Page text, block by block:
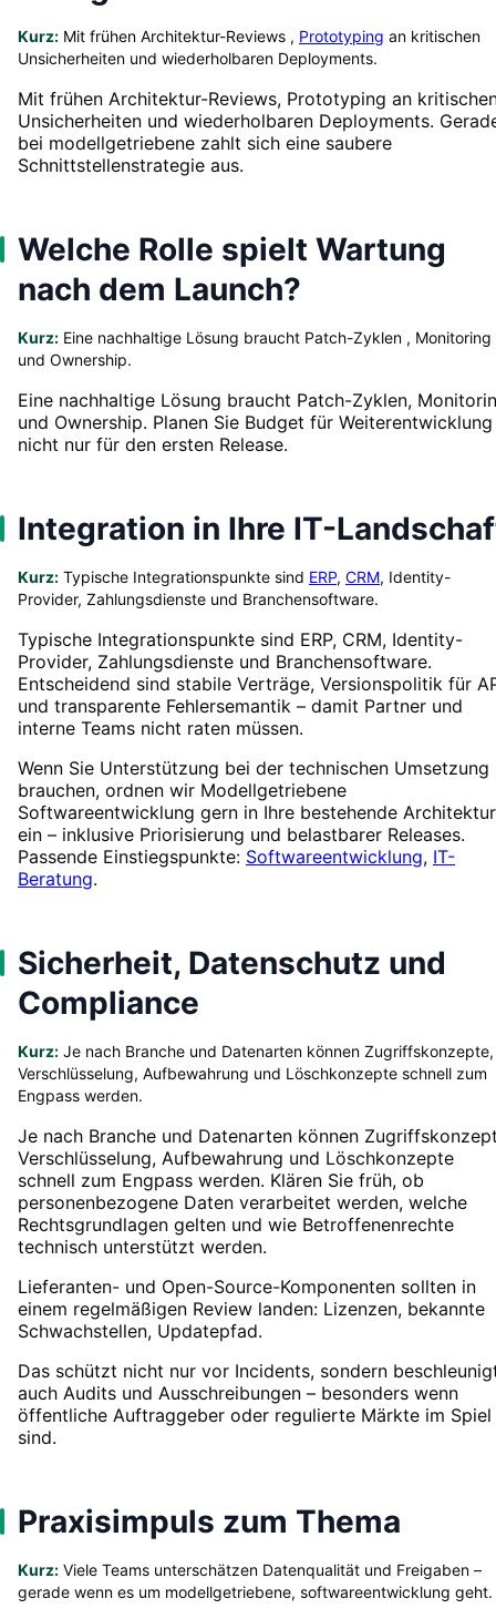
Kurz: Mit frühen Architektur-Reviews , Prototyping an kritischen
Unsicherheiten und wiederholbaren Deployments.
Mit frühen Architektur-Reviews, Prototyping an
Unsicherheiten und wiederholbaren Deployments.
bei modellgetriebene zahlt sich eine saubere
Schnittstellenstrategie aus.
Welche Rolle spielt Wartung
nach dem Launch?
Kurz: Eine nachhaltige Lösung braucht Patch-Zyklen , Monitoring
und Ownership.
Eine nachhaltige Lösung braucht Patch-Zyklen,
und Ownership. Planen Sie Budget für Weiterentwicklung
nicht nur für den ersten Release.
Integration in Ihre IT-
Kurz: Typische Integrationspunkte sind ERP, CRM, Identity-
Provider, Zahlungsdienste und Branchensoftware.
Typische Integrationspunkte sind ERP, CRM, Identity-
Provider, Zahlungsdienste und Branchensoftware.
Entscheidend sind stabile Verträge, Versionspolitik für
und transparente Fehlersemantik – damit Partner und
interne Teams nicht raten müssen.
Wenn Sie Unterstützung bei der technischen Umsetzung
brauchen, ordnen wir Modellgetriebene
Softwareentwicklung gern in Ihre bestehende Architektur
ein – inklusive Priorisierung und belastbarer Releases.
Passende Einstiegspunkte: Softwareentwicklung, IT-
Beratung.
Sicherheit, Datenschutz und
Compliance
Kurz: Je nach Branche und Datenarten können Zugriffskonzepte,
Verschlüsselung, Aufbewahrung und Löschkonzepte schnell zum
Engpass werden.
Je nach Branche und Datenarten können
Verschlüsselung, Aufbewahrung und Löschkonzepte
schnell zum Engpass werden. Klären Sie früh, ob
personenbezogene Daten verarbeitet werden, welche
Rechtsgrundlagen gelten und wie Betroffenenrechte
technisch unterstützt werden.
Lieferanten- und Open-Source-Komponenten sollten in
einem regelmäßigen Review landen: Lizenzen, bekannte
Schwachstellen, Updatepfad.
Das schützt nicht nur vor Incidents, sondern
auch Audits und Ausschreibungen – besonders wenn
öffentliche Auftraggeber oder regulierte Märkte im Spiel
sind.
Praxisimpuls zum Thema
Kurz: Viele Teams unterschätzen Datenqualität und Freigaben –
gerade wenn es um modellgetriebene, softwareentwicklung geht.